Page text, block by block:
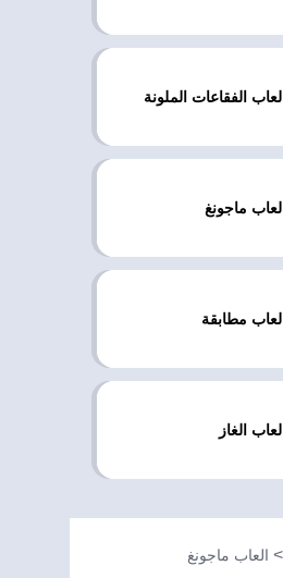
العاب الفقاعات الملونة
العاب ماجونغ
العاب مطابقة
العاب الغاز
العاب ماجونغ